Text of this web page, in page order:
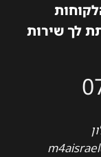
לך שירות